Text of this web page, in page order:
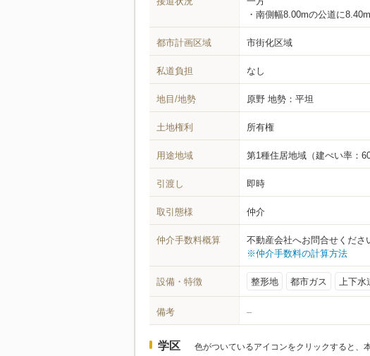
南側幅8.00mの公道に
都市計画区域 市街化区域
私道負担 なし
地目/地勢 原野 地勢：平坦
土地権利 所有権
用途地域 第1種住居地域 （建ぺい率：
引渡し 即時
取引態様 仲介
仲介手数料概算
不動産会社へお問合せくださ
※仲介手数料の計算方法
設備・特徴 整形地 都市ガス 上下水
備考 –
学区 色がついているアイコンをクリックすると、